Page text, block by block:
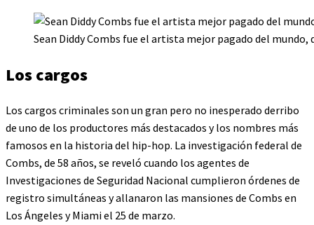
Sean Diddy Combs fue el artista mejor pagado del
Los cargos
Los cargos criminales son un gran pero no inesperado derribo
de uno de los productores más destacados y los nombres más
famosos en la historia del hip-hop. La investigación federal de
Combs, de 58 años, se reveló cuando los agentes de
Investigaciones de Seguridad Nacional cumplieron órdenes de
registro simultáneas y allanaron las mansiones de Combs en
Los Ángeles y Miami el 25 de marzo.